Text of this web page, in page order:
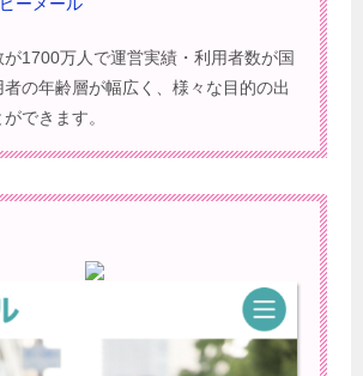
が1700万人で運営実績・利用者数が国
の年齢層が幅広く、様々な目的の出
できます。